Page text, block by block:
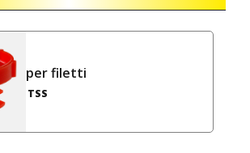
per filetti
TSS